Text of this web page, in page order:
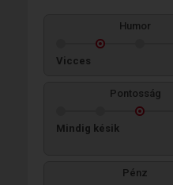
Humor
Vicces
Pontosság
Mindig késik
Pénz